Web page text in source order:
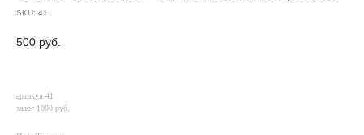
SKU: 41
500 руб.
артикул 41
залог 1000 руб.